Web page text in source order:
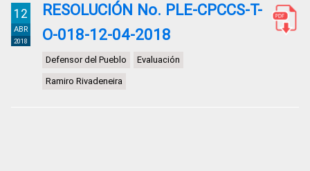
12
ABR
2018
RESOLUCIÓN No. PLE-CPCCS-T-
O-018-12-04-2018
Defensor del Pueblo Evaluación
Ramiro Rivadeneira